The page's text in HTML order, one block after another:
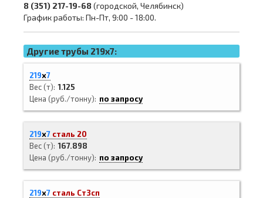
8 (351) 217-19-68(городской, Челябинск)
График работы: Пн-Пт, 9:00 - 18:00.
Другие трубы 219x7:
219х7
Вес (т) 1.125
Цена (руб./тонну)
по запросу
219х7 сталь 20
Вес (т) 167.898
Цена (руб./тонну)
по запросу
219х7 сталь Ст3сп